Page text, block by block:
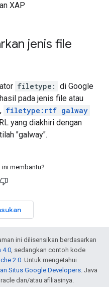
XAP
jenis file
filetype: di Google
pada jenis file atau
filetype:rtf galway
yang diakhiri dengan
"galway".
membantu?
ini dilisensikan berdasarkan
4.0, sedangkan contoh kode
2.0. Untuk mengetahui
Situs Google Developers. Java
dan/atau afiliasinya.